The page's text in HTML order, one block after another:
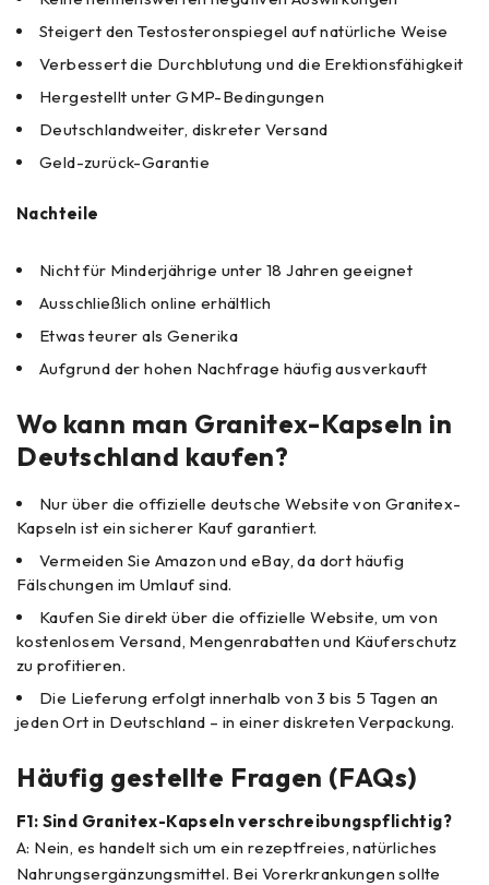
Steigert den Testosteronspiegel auf natürliche Weise
Verbessert die Durchblutung und die Erektionsfähigkeit
Hergestellt unter GMP-Bedingungen
Deutschlandweiter, diskreter Versand
Geld-zurück-Garantie
Nachteile
Nicht für Minderjährige unter 18 Jahren geeignet
Ausschließlich online erhältlich
Etwas teurer als Generika
Aufgrund der hohen Nachfrage häufig ausverkauft
Wo kann man Granitex-Kapseln in
Deutschland kaufen?
Nur über die offizielle deutsche Website von Granitex-
Kapseln ist ein sicherer Kauf garantiert.
Vermeiden Sie Amazon und eBay, da dort häufig
Fälschungen im Umlauf sind.
Kaufen Sie direkt über die offizielle Website, um von
kostenlosem Versand, Mengenrabatten und Käuferschutz
zu profitieren.
Die Lieferung erfolgt innerhalb von 3 bis 5 Tagen an
jeden Ort in Deutschland – in einer diskreten Verpackung.
Häufig gestellte Fragen (FAQs)
F1: Sind Granitex-Kapseln verschreibungspflichtig?
A: Nein, es handelt sich um ein rezeptfreies, natürliches
Nahrungsergänzungsmittel. Bei Vorerkrankungen sollte